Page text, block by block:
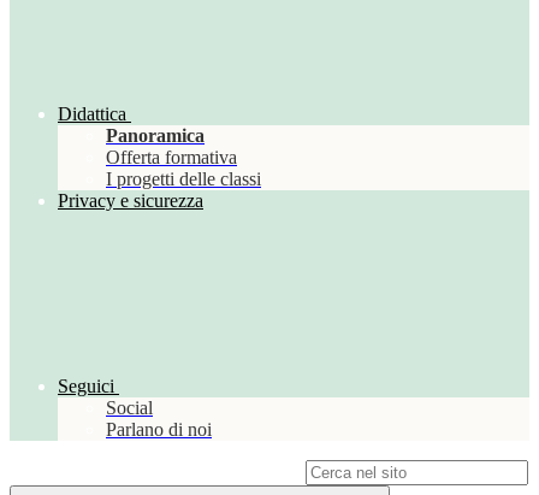
Didattica
Panoramica
Offerta formativa
I progetti delle classi
Privacy e sicurezza
Seguici
Social
Parlano di noi